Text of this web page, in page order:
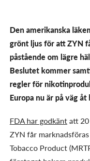
Den amerikanska
grönt ljus för att ZYN
påstående om lägre
Beslutet kommer
regler för
Europa nu är på väg
FDA har godkäntatt
ZYN får
Tobacco Product